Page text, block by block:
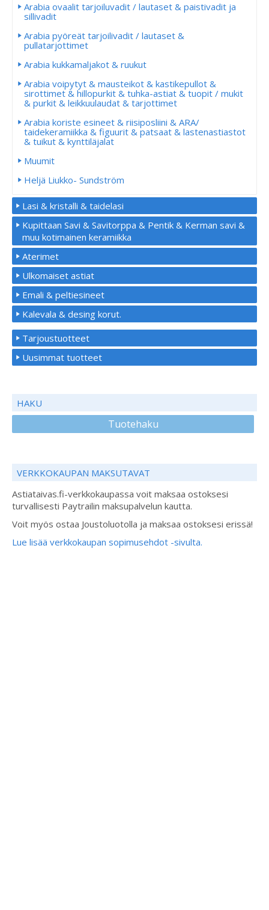
Arabia ovaalit tarjoiluvadit / lautaset & paistivadit ja
sillivadit
Arabia pyöreät tarjoilivadit / lautaset &
pullatarjottimet
Arabia kukkamaljakot & ruukut
Arabia voipytyt & mausteikot & kastikepullot &
sirottimet & hillopurkit & tuhka-astiat & tuopit / mukit
& purkit & leikkuulaudat & tarjottimet
Arabia koriste esineet & riisiposliini & ARA/
taidekeramiikka & figuurit & patsaat & lastenastiastot
& tuikut & kynttiläjalat
Muumit
Heljä Liukko- Sundström
Lasi & kristalli & taidelasi
Kupittaan Savi & Savitorppa & Pentik & Kerman savi &
muu kotimainen keramiikka
Aterimet
Ulkomaiset astiat
Emali & peltiesineet
Kalevala & desing korut.
Tarjoustuotteet
Uusimmat tuotteet
HAKU
Tuotehaku
VERKKOKAUPAN MAKSUTAVAT
Astiataivas.fi-verkkokaupassa voit maksaa ostoksesi
turvallisesti Paytrailin maksupalvelun kautta.
Voit myös ostaa Joustoluotolla ja maksaa ostoksesi erissä!
Lue lisää verkkokaupan sopimusehdot -sivulta.